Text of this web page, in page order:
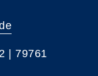
| 79761